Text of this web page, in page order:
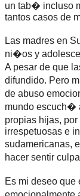
un tab� incluso
tantos casos de
Las madres en
ni�os y
A pesar de que
difundido. Pero
de abuso
mundo escuch�
propias hijas,
irrespetuosas e
sudamericanas,
hacer sentir
Es mi deseo